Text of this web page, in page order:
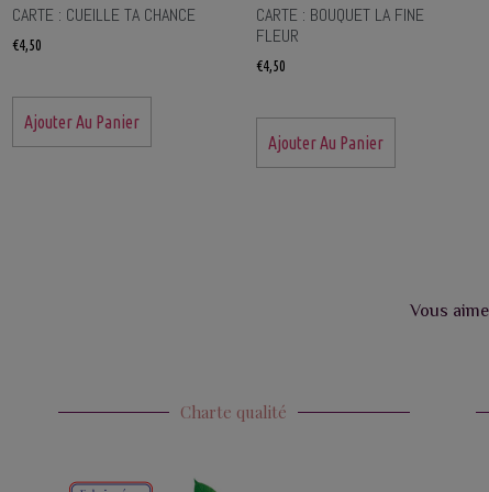
CARTE : CUEILLE TA CHANCE
€4,50
Ajouter Au Panier
CARTE : BOUQUET LA FINE
FLEUR
€4,50
Ajouter Au Panier
Vous
Charte qualité